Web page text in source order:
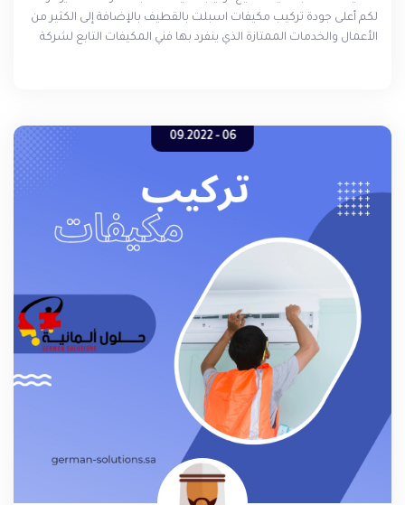
لكم أعلى جودة تركيب مكيفات اسبلت بالقطيف بالإضافة إلى الكثير من
الأعمال والخدمات الممتازة الذي ينفرد بها فني المكيفات التابع لشركة
06 - 09.2022